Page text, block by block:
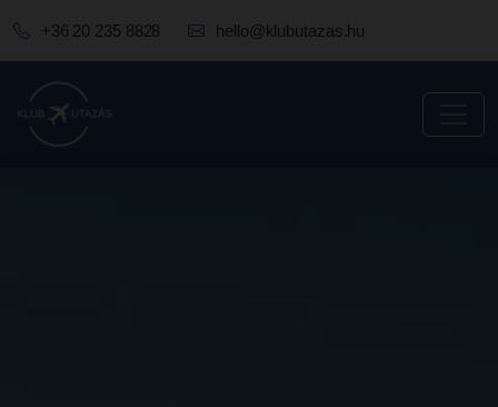
+36 20 235 8828 hello@klubutazas.hu